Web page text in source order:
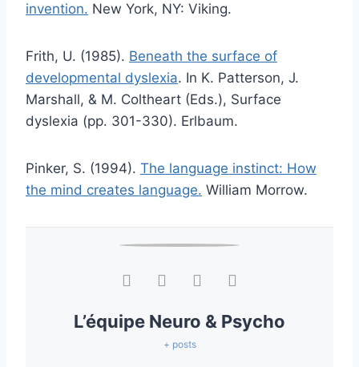
invention. New York, NY: Viking.
Frith, U. (1985). Beneath the surface of
developmental dyslexia. In K. Patterson, J.
Marshall, & M. Coltheart (Eds.), Surface
dyslexia (pp. 301-330). Erlbaum.
Pinker, S. (1994). The language instinct: How
the mind creates language. William Morrow.
L’équipe Neuro & Psycho
+ posts